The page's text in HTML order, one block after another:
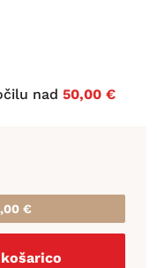
nad 50,00 €
€